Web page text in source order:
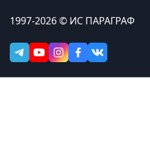
1997-2026 © ИС ПАРАГРАФ